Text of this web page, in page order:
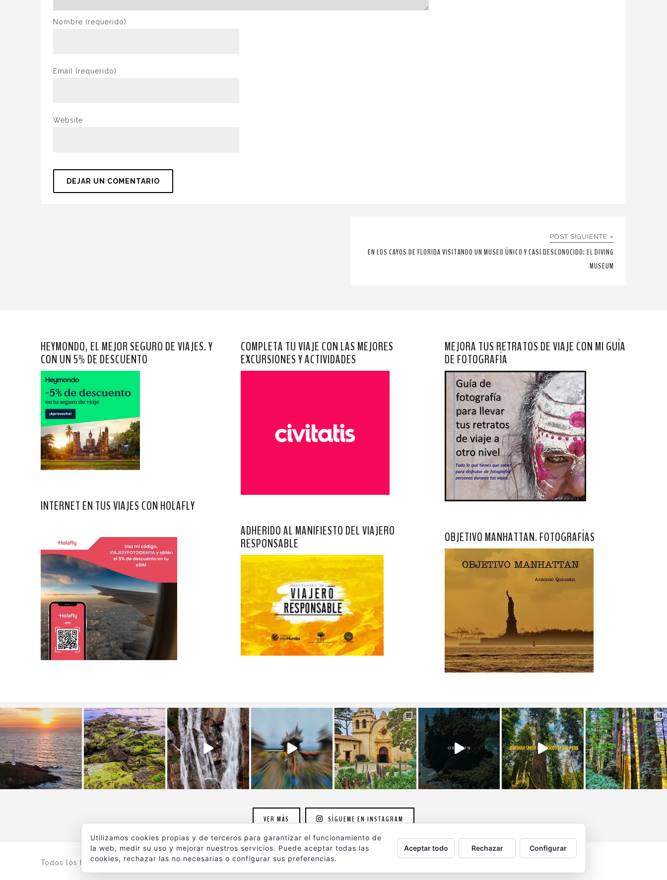
Nombre (requerido)
Email (requerido)
Website
POST SIGUIENTE »
EN LOS CAYOS DE FLORIDA VISITANDO UN MUSEO ÚNICO Y CASI DESCONOCIDO: EL DIVING
MUSEUM
HEYMONDO, EL MEJOR SEGURO DE VIAJES. Y
CON UN 5% DE DESCUENTO
INTERNET EN TUS VIAJES CON HOLAFLY
COMPLETA TU VIAJE CON LAS MEJORES
EXCURSIONES Y ACTIVIDADES
ADHERIDO AL MANIFIESTO DEL VIAJERO
RESPONSABLE
MEJORA TUS RETRATOS DE VIAJE CON MI GUÍA
DE FOTOGRAFÍA
OBJETIVO MANHATTAN. FOTOGRAFÍAS
VER MÁS SÍGUEME EN INSTAGRAM
Todos los textos y fotografías dewww.viajesyfotografia.comson propiedad de su autor y están protegidos por © Copyright
Utilizamos cookies propias y de terceros para garantizar el funcionamiento de
la web, medir su uso y mejorar nuestros servicios. Puede aceptar todas las
cookies, rechazar las no necesarias o configurar sus preferencias.
Aceptar todo Rechazar Configurar